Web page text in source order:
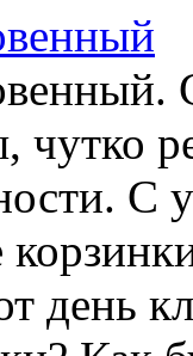
чутко
С
день